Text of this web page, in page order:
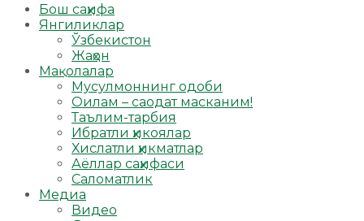
Бош саҳифа
Янгиликлар
Ўзбекистон
Жаҳон
Мақолалар
Мусулмоннинг одоби
Оилам – саодат масканим!
Таълим-тарбия
Ибратли ҳикоялар
Хислатли ҳикматлар
Аёллар саҳифаси
Саломатлик
Медиа
Видео